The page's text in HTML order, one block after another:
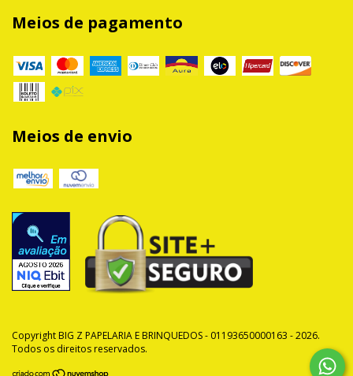
Meios de pagamento
Meios de envio
Copyright BIG Z PAPELARIA E BRINQUEDOS - 01193650000163 - 2026.
Todos os direitos reservados.